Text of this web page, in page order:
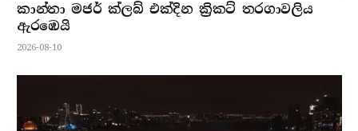
කාන්තා මජර් ක්ලබ් එක්දින ක්‍රිකට් තරගාවලිය
ඇරඹෙයි
2026-08-10